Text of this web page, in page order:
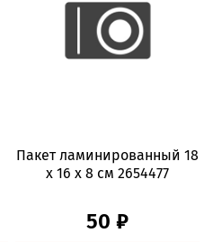
Пакет ламинированный 18
х 16 х 8 см 2654477
50 ₽